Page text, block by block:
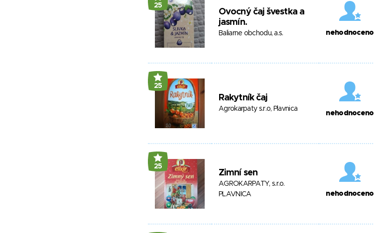
25
Ovocný čaj švestka a
jasmín.
Baliarne obchodu, a.s. nehodnoceno
25
Rakytník čaj
Agrokarpaty s.r.o, Plavnica
nehodnoceno
25
Zimní sen
AGROKARPATY, s.r.o.
PLAVNICA
nehodnoceno